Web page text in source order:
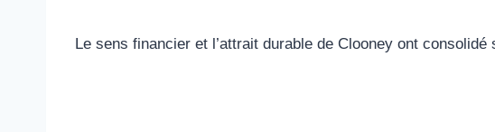
Le sens financier et l’attrait durable de Clooney ont